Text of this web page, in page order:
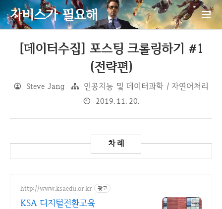
자비스가 필요해
[데이터수집] 포스팅 크롤링하기 #1
(전략편)
Steve Jang 인공지능 및 데이터과학 / 자연어처리
2019. 11. 20.
http://www.ksaedu.or.kr 광고
KSA 디지털전환교육